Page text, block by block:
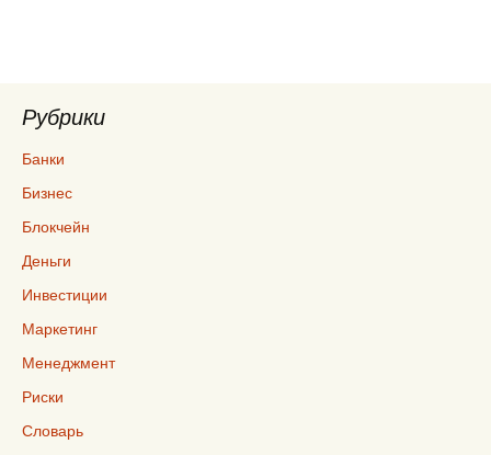
Рубрики
Банки
Бизнес
Блокчейн
Деньги
Инвестиции
Маркетинг
Менеджмент
Риски
Словарь